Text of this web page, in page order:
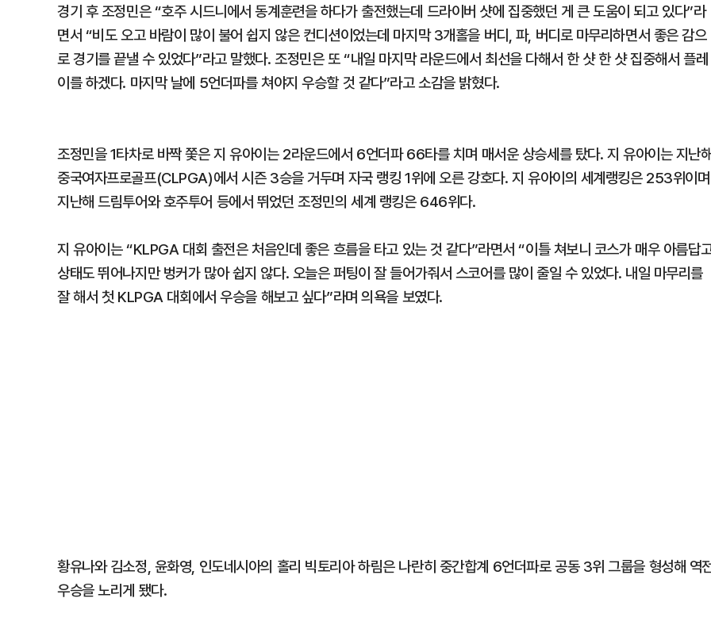
경기 후 조정민은 “호주 시드니에서 동계훈련을 하다가 출전했는데 드라이버 샷에 집중했던 게 큰 도움이 되고 있다”라
면서 “비도 오고 바람이 많이 불어 쉽지 않은 컨디션이었는데 마지막 3개홀을 버디, 파, 버디로 마무리하면서 좋은 감으
로 경기를 끝낼 수 있었다”라고 말했다. 조정민은 또 “내일 마지막 라운드에서 최선을 다해서 한 샷 한 샷 집중해서 플레
이를 하겠다. 마지막 날에 5언더파를 쳐야지 우승할 것 같다”라고 소감을 밝혔다.
조정민을 1타차로 바짝 쫓은 지 유아이는 2라운드에서 6언더파 66타를 치며 매서운 상승세를 탔다. 지 유아이는 지난
중국여자프로골프(CLPGA)에서 시즌 3승을 거두며 자국 랭킹 1위에 오른 강호다. 지 유아이의 세계랭킹은 253위이며
지난해 드림투어와 호주투어 등에서 뛰었던 조정민의 세계 랭킹은 646위다.
지 유아이는 “KLPGA 대회 출전은 처음인데 좋은 흐름을 타고 있는 것 같다”라면서 “이틀 쳐보니 코스가 매우 아름답
상태도 뛰어나지만 벙커가 많아 쉽지 않다. 오늘은 퍼팅이 잘 들어가줘서 스코어를 많이 줄일 수 있었다. 내일 마무리를
잘 해서 첫 KLPGA 대회에서 우승을 해보고 싶다”라며 의욕을 보였다.
황유나와 김소정, 윤화영, 인도네시아의 홀리 빅토리아 하림은 나란히 중간합계 6언더파로 공동 3위 그룹을 형성해 역
우승을 노리게 됐다.